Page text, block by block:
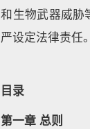
和生物武器威胁
严设定法律责任。
目录
第一章 总则